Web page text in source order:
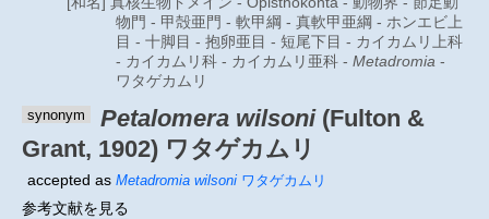
物門 - 甲殻亜門 - 軟甲綱 - 真軟甲亜綱 - ホンエビ上
目 - 十脚目 - 抱卵亜目 - 短尾下目 - カイカムリ上科
- カイカムリ科 - カイカムリ亜科 - Metadromia -
ワタゲカムリ
synonym Petalomera wilsoni(Fulton &
Grant, 1902) ワタゲカムリ
accepted as Metadromia wilsoni ワタゲカムリ
参考文献を見る